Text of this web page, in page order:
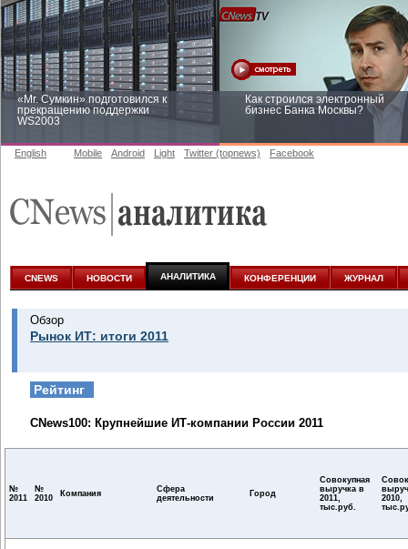
«Mr. Сумкин» подготовился к
прекращению поддержки
WS2003
Как строился электронный
бизнес Банка Москвы?
аналитике
English Mobile Android Light Twitter (topnews) Facebook
CNEWS НОВОСТИ АНАЛИТИКА КОНФЕРЕНЦИИ ЖУРНАЛ
Обзор
Рынок ИТ: итоги 2011
Рейтинг
CNews100: Крупнейшие ИТ-компании России 2011
№
2011
№
2010
Компания
Сфера
деятельности
Город
Совокупная
выручка в
2011,
тыс.руб.
2010,